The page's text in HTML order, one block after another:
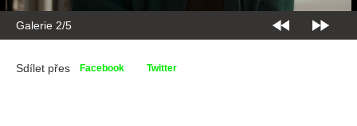
Galerie 2/5
Sdílet přes Facebook Twitter